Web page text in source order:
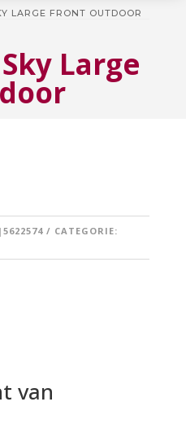
LARGE FRONT OUTDOOR
Large
CATEGORIE:
van